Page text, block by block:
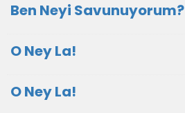
Ben Neyi Savunuyorum?
O Ney La!
O Ney La!